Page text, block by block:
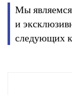
Мы
и
следующих